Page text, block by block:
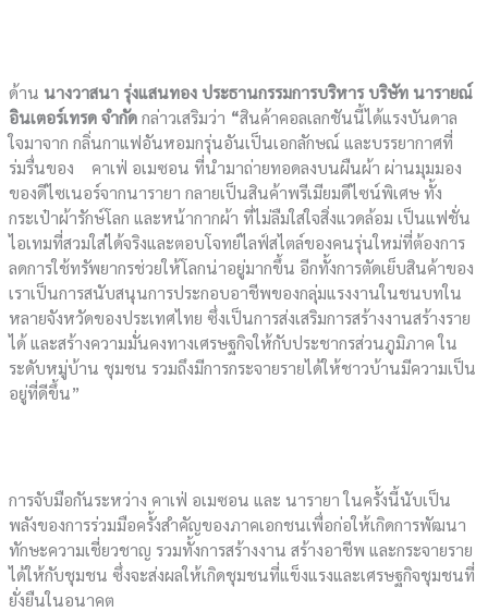
ด้าน นางวาสนา รุ่งแสนทอง ประธานกรรมการบริหาร บริษัท นารายณ์
อินเตอร์เทรด จำกัดกล่าวเสริมว่า “สินค้าคอลเลกชันนี้ได้แรงบันดาล
ใจมาจาก กลิ่นกาแฟอันหอมกรุ่นอันเป็นเอกลักษณ์ และบรรยากาศที่
ร่มรื่นของ คาเฟ่ อเมซอน ที่นำมาถ่ายทอดลงบนผืนผ้า ผ่านมุมมอง
ของดีไซเนอร์จากนารายา กลายเป็นสินค้าพรีเมียมดีไซน์พิเศษ ทั้ง
กระเป๋าผ้ารักษ์โลก และหน้ากากผ้า ที่ไม่ลืมใส่ใจสิ่งแวดล้อม เป็นแฟชั่น
ไอเทมที่สวมใส่ได้จริงและตอบโจทย์ไลฟ์สไตล์ของคนรุ่นใหม่ที่ต้องการ
ลดการใช้ทรัพยากรช่วยให้โลกน่าอยู่มากขึ้น อีกทั้งการตัดเย็บสินค้าของ
เราเป็นการสนับสนุนการประกอบอาชีพของกลุ่มแรงงานในชนบทใน
หลายจังหวัดของประเทศไทย ซึ่งเป็นการส่งเสริมการสร้างงานสร้างราย
ได้ และสร้างความมั่นคงทางเศรษฐกิจให้กับประชากรส่วนภูมิภาค ใน
ระดับหมู่บ้าน ชุมชน รวมถึงมีการกระจายรายได้ให้ชาวบ้านมีความเป็น
อยู่ที่ดีขึ้น”
การจับมือกันระหว่าง คาเฟ่ อเมซอน และ นารายา ในครั้งนี้นับเป็น
พลังของการร่วมมือครั้งสำคัญของภาคเอกชนเพื่อก่อให้เกิดการพัฒนา
ทักษะความเชี่ยวชาญ รวมทั้งการสร้างงาน สร้างอาชีพ และกระจายราย
ได้ให้กับชุมชน ซึ่งจะส่งผลให้เกิดชุมชนที่แข็งแรงและเศรษฐกิจชุมชนที่
ยั่งยืนในอนาคต